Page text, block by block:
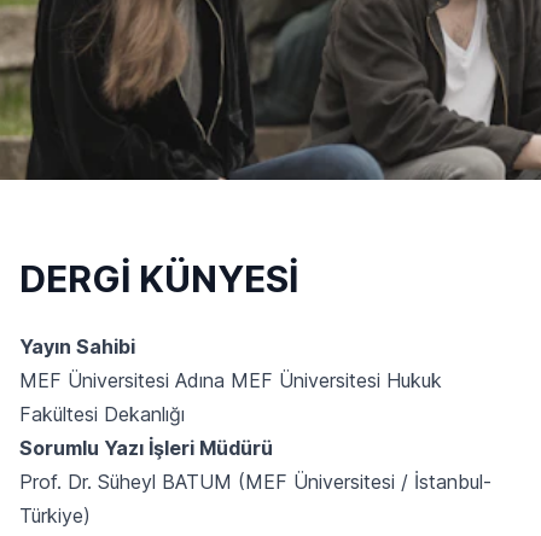
DERGİ KÜNYESİ
Yayın Sahibi
MEF Üniversitesi Adına MEF Üniversitesi Hukuk
Fakültesi Dekanlığı
Sorumlu Yazı İşleri Müdürü
Prof. Dr. Süheyl BATUM (MEF Üniversitesi / İstanbul-
Türkiye)